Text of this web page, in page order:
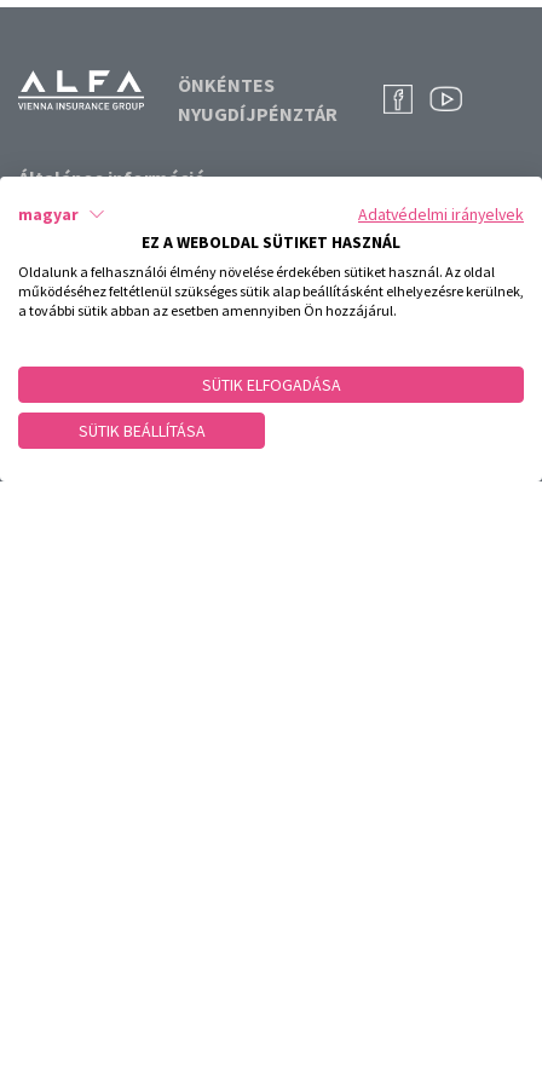
ÖNKÉNTES
NYUGDÍJPÉNZTÁR
Általános információ
Elérhetőségeink
Gyakran ismételt kérdések
Akciók
Karrier
Ügyintézés
magyar
Adatvédelmi irányelvek
EZ A WEBOLDAL SÜTIKET HASZNÁL
Oldalunk a felhasználói élmény növelése érdekében sütiket használ. Az oldal
működéséhez feltétlenül szükséges sütik alap beállításként elhelyezésre kerülnek,
a további sütik abban az esetben amennyiben Ön hozzájárul.
SÜTIK ELFOGADÁSA
SÜTIK BEÁLLÍTÁSA